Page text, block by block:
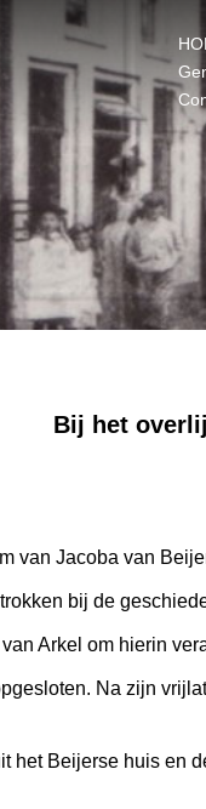
Bij het
van Jacoba van
bij de
Arkel om hierin
Na zijn
het Beijerse huis en